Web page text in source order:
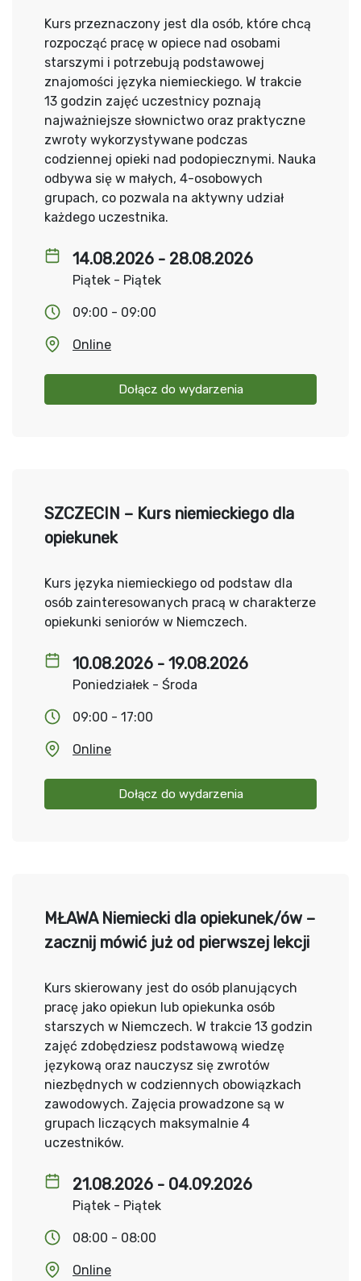
14.08.2026 - 28.08.2026
Piątek - Piątek
09:00 - 09:00
Online
Dołącz do wydarzenia
Kurs przeznaczony jest dla osób, które chcą
rozpocząć pracę w opiece nad osobami
starszymi i potrzebują podstawowej
znajomości języka niemieckiego. W trakcie
13 godzin zajęć uczestnicy poznają
najważniejsze słownictwo oraz praktyczne
zwroty wykorzystywane podczas
codziennej opieki nad podopiecznymi. Nauka
odbywa się w małych, 4-osobowych
grupach, co pozwala na aktywny udział
każdego uczestnika.
10.08.2026 - 19.08.2026
Poniedziałek - Środa
09:00 - 17:00
Online
Dołącz do wydarzenia
SZCZECIN – Kurs niemieckiego dla
opiekunek
Kurs języka niemieckiego od podstaw dla
osób zainteresowanych pracą w charakterze
opiekunki seniorów w Niemczech.
21.08.2026 - 04.09.2026
Piątek - Piątek
08:00 - 08:00
Online
MŁAWA Niemiecki dla opiekunek/ów –
zacznij mówić już od pierwszej lekcji
Kurs skierowany jest do osób planujących
pracę jako opiekun lub opiekunka osób
starszych w Niemczech. W trakcie 13 godzin
zajęć zdobędziesz podstawową wiedzę
językową oraz nauczysz się zwrotów
niezbędnych w codziennych obowiązkach
zawodowych. Zajęcia prowadzone są w
grupach liczących maksymalnie 4
uczestników.